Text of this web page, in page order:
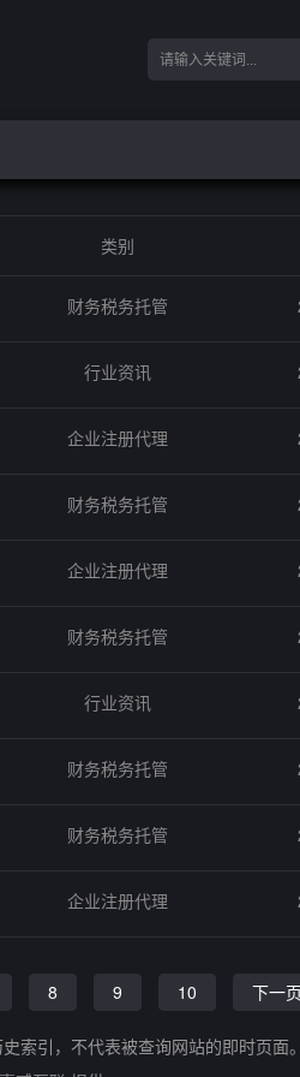
类别
财务税务托管
行业资讯
企业注册代理
财务税务托管
企业注册代理
财务税务托管
行业资讯
财务税务托管
财务税务托管
企业注册代理
8 9 10 下一页
索引，不代表被查询网站的即时页面。